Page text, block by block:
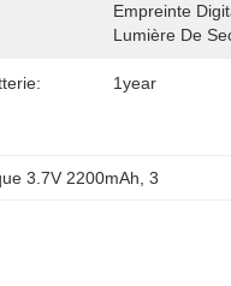
Empreinte
Lumière De
1year
3.7V 2200mAh 3